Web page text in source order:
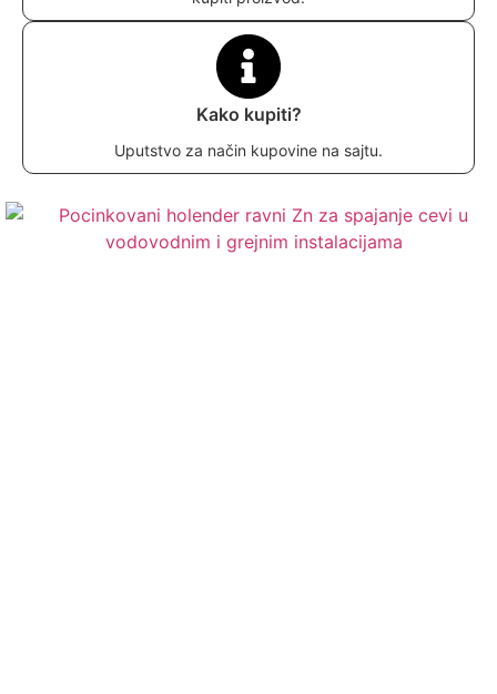
Kako kupiti?
Uputstvo za način kupovine na sajtu.